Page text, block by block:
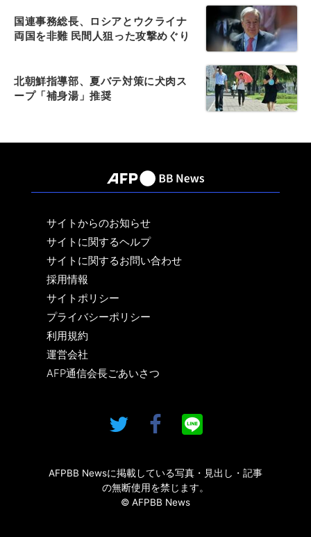
国連事務総長、ロシアとウクライナ
両国を非難 民間人狙った攻撃めぐり
北朝鮮指導部、夏バテ対策に犬肉ス
ープ「補身湯」推奨
サイトからのお知らせ
サイトに関するヘルプ
サイトに関するお問い合わせ
採用情報
サイトポリシー
プライバシーポリシー
利用規約
運営会社
AFP通信会長ごあいさつ
AFPBB Newsに掲載している写真・見出し・記事
の無断使用を禁じます。
© AFPBB News